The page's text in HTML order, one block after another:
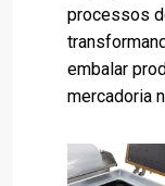
processos
embalar
mercadoria